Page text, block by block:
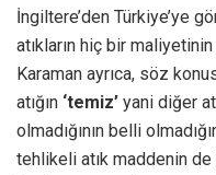
İngiltere’den Türkiye’ye
atıkların hiç bir
Karaman ayrıca, söz
atığın ‘temiz’ yani diğer
olmadığının belli
tehlikeli atık maddenin